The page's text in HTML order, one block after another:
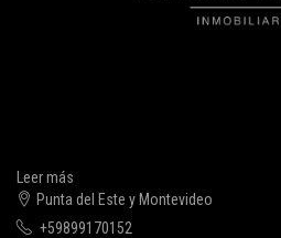
Leer más
Punta del Este y Montevideo
+59899170152